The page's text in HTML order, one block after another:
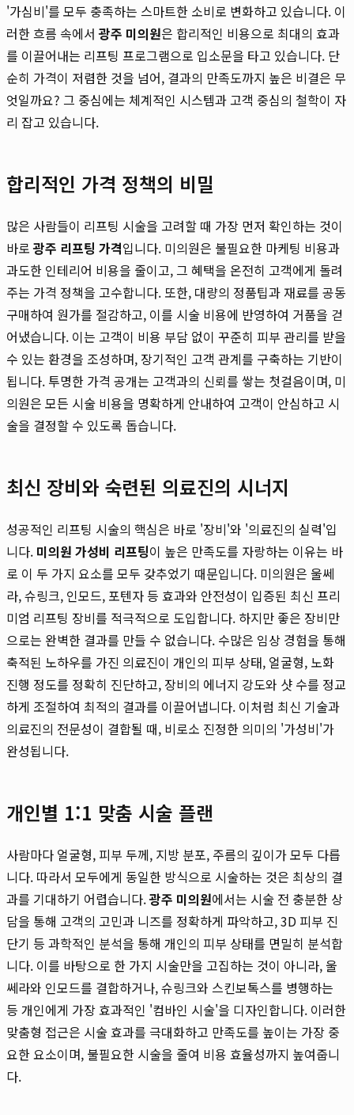
'가심비'를 모두 충족하는 스마트한 소비로 변화하고 있습니다. 이
러한 흐름 속에서광주 미의원은 합리적인 비용으로 최대의 효과
를 이끌어내는 리프팅 프로그램으로 입소문을 타고 있습니다. 단
순히 가격이 저렴한 것을 넘어, 결과의 만족도까지 높은 비결은 무
엇일까요? 그 중심에는 체계적인 시스템과 고객 중심의 철학이 자
리 잡고 있습니다.
합리적인 가격 정책의 비밀
많은 사람들이 리프팅 시술을 고려할 때 가장 먼저 확인하는 것이
바로광주 리프팅 가격입니다. 미의원은 불필요한 마케팅 비용과
과도한 인테리어 비용을 줄이고, 그 혜택을 온전히 고객에게 돌려
주는 가격 정책을 고수합니다. 또한, 대량의 정품팁과 재료를 공동
구매하여 원가를 절감하고, 이를 시술 비용에 반영하여 거품을 걷
어냈습니다. 이는 고객이 비용 부담 없이 꾸준히 피부 관리를 받을
수 있는 환경을 조성하며, 장기적인 고객 관계를 구축하는 기반이
됩니다. 투명한 가격 공개는 고객과의 신뢰를 쌓는 첫걸음이며, 미
의원은 모든 시술 비용을 명확하게 안내하여 고객이 안심하고 시
술을 결정할 수 있도록 돕습니다.
최신 장비와 숙련된 의료진의 시너지
성공적인 리프팅 시술의 핵심은 바로 '장비'와 '의료진의 실력'입
니다. 미의원 가성비 리프팅이 높은 만족도를 자랑하는 이유는 바
로 이 두 가지 요소를 모두 갖추었기 때문입니다. 미의원은 울쎄
라, 슈링크, 인모드, 포텐자 등 효과와 안전성이 입증된 최신 프리
미엄 리프팅 장비를 적극적으로 도입합니다. 하지만 좋은 장비만
으로는 완벽한 결과를 만들 수 없습니다. 수많은 임상 경험을 통해
축적된 노하우를 가진 의료진이 개인의 피부 상태, 얼굴형, 노화
진행 정도를 정확히 진단하고, 장비의 에너지 강도와 샷 수를 정교
하게 조절하여 최적의 결과를 이끌어냅니다. 이처럼 최신 기술과
의료진의 전문성이 결합될 때, 비로소 진정한 의미의 '가성비'가
완성됩니다.
개인별 1:1 맞춤 시술 플랜
사람마다 얼굴형, 피부 두께, 지방 분포, 주름의 깊이가 모두 다릅
니다. 따라서 모두에게 동일한 방식으로 시술하는 것은 최상의 결
과를 기대하기 어렵습니다.광주 미의원에서는 시술 전 충분한 상
담을 통해 고객의 고민과 니즈를 정확하게 파악하고, 3D 피부 진
단기 등 과학적인 분석을 통해 개인의 피부 상태를 면밀히 분석합
니다. 이를 바탕으로 한 가지 시술만을 고집하는 것이 아니라, 울
쎄라와 인모드를 결합하거나, 슈링크와 스킨보톡스를 병행하는
등 개인에게 가장 효과적인 '컴바인 시술'을 디자인합니다. 이러한
맞춤형 접근은 시술 효과를 극대화하고 만족도를 높이는 가장 중
요한 요소이며, 불필요한 시술을 줄여 비용 효율성까지 높여줍니
다.